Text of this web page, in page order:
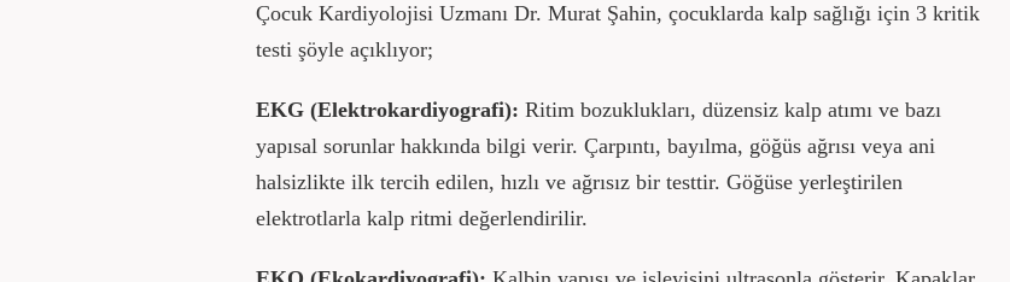
Çocuk Kardiyolojisi Uzmanı Dr. Murat Şahin, çocuklarda kalp sağlığı için 3 kritik
testi şöyle açıklıyor;
EKG (Elektrokardiyografi): Ritim bozuklukları, düzensiz kalp atımı ve bazı
yapısal sorunlar hakkında bilgi verir. Çarpıntı, bayılma, göğüs ağrısı veya ani
halsizlikte ilk tercih edilen, hızlı ve ağrısız bir testtir. Göğüse yerleştirilen
elektrotlarla kalp ritmi değerlendirilir.